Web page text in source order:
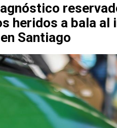
heridos a bala al
Santiago